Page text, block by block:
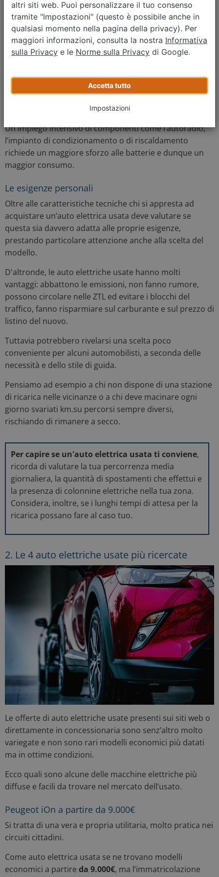
ricariche necessarie per il mantenimento dell’auto.
Un consiglio utile:è preferibile scegliere auto
elettriche di seconda mano che abbiano percorso
Anche il tipo di utilizzo da parte del precedente
Un impiego intensivo di componenti come l’autoradio,
l’impianto di condizionamento o di riscaldamento
richiede un maggiore sforzo alle batterie e dunque un
maggior consumo.
Le esigenze personali
Oltre alle caratteristiche tecniche chi si appresta ad
acquistare un’auto elettrica usata deve valutare se
questa sia davvero adatta alle proprie esigenze,
prestando particolare attenzione anche alla scelta del
modello.
D'altronde, le auto elettriche usate hanno molti
vantaggi: abbattono le emissioni, non fanno rumore,
possono circolare nelle ZTL ed evitare i blocchi del
traffico, fanno risparmiare sul carburante e sul prezzo di
listino del nuovo.
Tuttavia potrebbero rivelarsi una scelta poco
conveniente per alcuni automobilisti, a seconda delle
necessità e dello stile di guida.
Pensiamo ad esempio a chi non dispone di una stazione
di ricarica nelle vicinanze o a chi deve macinare ogni
giorno svariati km.su percorsi sempre diversi,
rischiando di rimanere a secco.
Per capire se un'auto elettrica usata ti conviene,
ricorda di valutare la tua percorrenza media
giornaliera, la quantità di spostamenti che effettui e
la presenza di colonnine elettriche nella tua zona.
Considera, inoltre, se i lunghi tempi di attesa per la
ricarica possano fare al caso tuo.
2. Le 4 auto elettriche usate più ricercate
Le offerte di auto elettriche usate presenti sui siti web o
direttamente in concessionaria sono senz’altro molto
variegate e non sono rari modelli economici più datati
ma in ottime condizioni.
Ecco quali sono alcune delle macchine elettriche più
diffuse e facili da trovare nel mercato dell’usato.
Peugeot iOn a partire da 9.000€
Si tratta di una vera e propria utilitaria, molto pratica nei
circuiti cittadini.
Come auto elettrica usata se ne trovano modelli
economici a partire da 9.000€, ma l’immatricolazione
altri siti web. Puoi personalizzare il tuo consenso
tramite "Impostazioni" (questo è possibile anche in
qualsiasi momento nella pagina della privacy). Per
maggiori informazioni, consulta la nostra Informativa
sulla Privacy e le Norme sulla Privacy di Google.
Accetta tutto
Impostazioni